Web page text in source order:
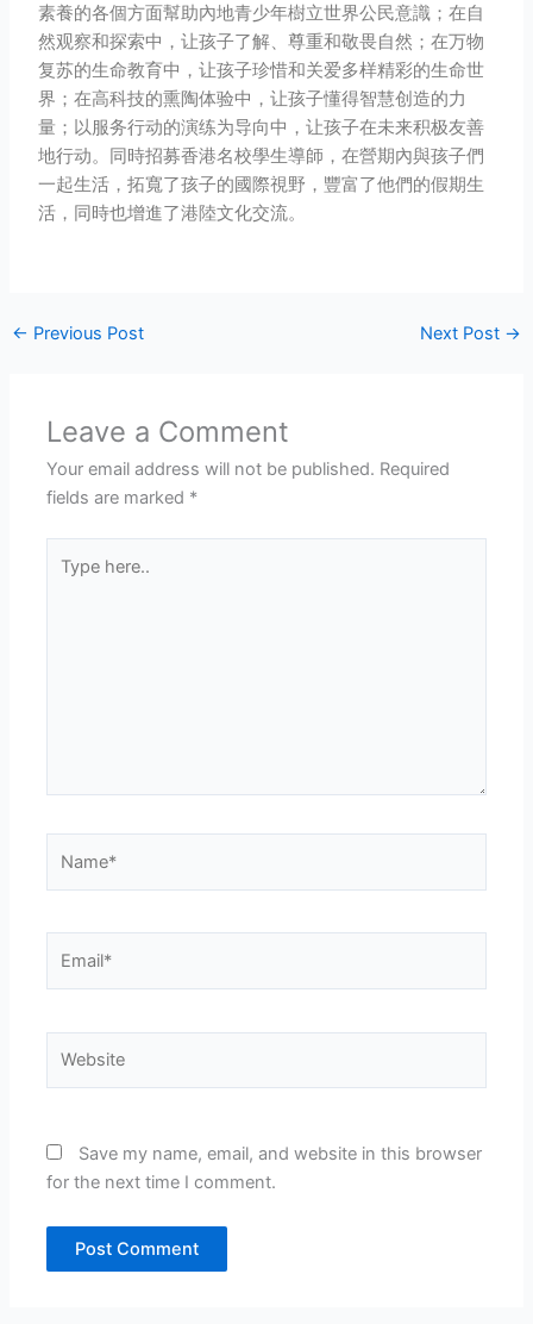
素養的各個方面幫助內地青少年樹立世界公民意識；在自
然观察和探索中，让孩子了解、尊重和敬畏自然；在万物
复苏的生命教育中，让孩子珍惜和关爱多样精彩的生命世
界；在高科技的熏陶体验中，让孩子懂得智慧创造的力
量；以服务行动的演练为导向中，让孩子在未来积极友善
地行动。同時招募香港名校學生導師，在營期內與孩子們
一起生活，拓寬了孩子的國際視野，豐富了他們的假期生
活，同時也增進了港陸文化交流。
← Previous Post Next Post →
Leave a Comment
Your email address will not be published. Required
fields are marked *
here..
Save my name, email, and website in this browser
for the next time I comment.